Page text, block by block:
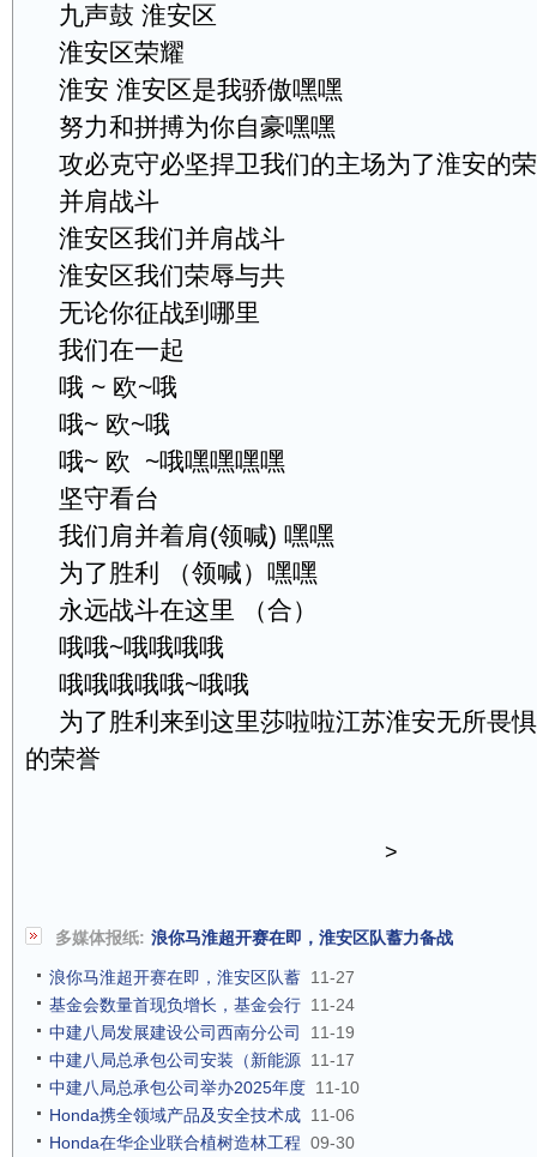
九声鼓 淮安区
淮安区荣耀
淮安 淮安区是我骄傲嘿嘿
努力和拼搏为你自豪嘿嘿
攻必克守必坚捍卫我们的主场为了淮安的
并肩战斗
淮安区我们并肩战斗
淮安区我们荣辱与共
无论你征战到哪里
我们在一起
哦 ~ 欧~哦
哦~ 欧~哦
哦~ 欧 ~哦嘿嘿嘿嘿
坚守看台
我们肩并着肩(领喊) 嘿嘿
为了胜利 （领喊）嘿嘿
永远战斗在这里 （合）
哦哦~哦哦哦哦
哦哦哦哦哦~哦哦
为了胜利来到这里莎啦啦江苏淮安无所畏
的荣誉
>
多媒体报纸: 浪你马淮超开赛在即，淮安区队蓄力备战
浪你马淮超开赛在即，淮安区队蓄 11-27
基金会数量首现负增长，基金会行 11-24
中建八局发展建设公司西南分公司
11-19
中建八局总承包公司安装（新能源 11-17
中建八局总承包公司举办2025年度 11-10
Honda携全领域产品及安全技术成 11-06
Honda在华企业联合植树造林工程 09-30